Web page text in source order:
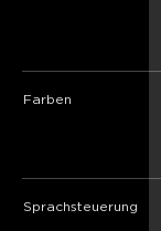
Farben
Sprachsteuerung